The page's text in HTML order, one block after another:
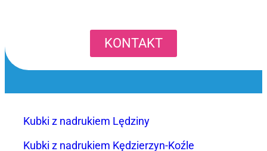
KONTAKT
Kubki z nadrukiem Lędziny
Kubki z nadrukiem Kędzierzyn-Koźle